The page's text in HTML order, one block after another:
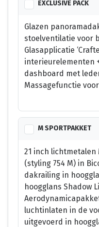
EXCLUSIVE PACK
Glazen
stoelventilatie voor
Glasapplicatie
interieurelementen
dashboard met
Massagefunctie
M SPORTPAKKET
21 inch lichtmetalen
(styling 754 M) in
dakrailing in
hoogglans Shadow
luchtinlaten in de
uitgevoerd in